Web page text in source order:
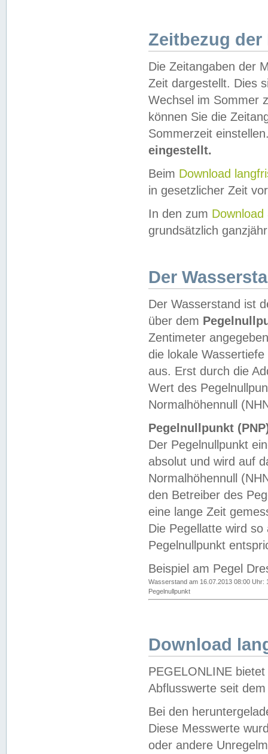
Zeitbezug der
Die Zeitangaben der
Zeit dargestellt. Dies
Wechsel im Sommer
können Sie die
Sommerzeit
eingestellt.
Beim Download
in gesetzlicher Zeit
In den zum Download
grundsätzlich
Der
Der Wasserstand ist
über dem
Zentimeter
die lokale
aus. Erst durch die
Wert des
Normalhöhennull
Pegelnullpunkt
Der Pegelnullpunkt
absolut und wird auf
Normalhöhennull
den Betreiber des
eine lange Zeit
Die Pegellatte wird
Pegelnullpunkt
Beispiel am Pegel
Wasserstand am 16.07.2013 08:00 Uhr:
Pegelnullpunkt
Download
PEGELONLINE
Abflusswerte seit
Bei den
Diese Messwerte
oder andere